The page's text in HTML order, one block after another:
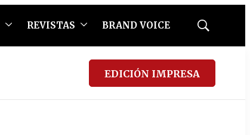
REVISTAS BRAND VOICE
Mostrar
EDICIÓN IMPRESA